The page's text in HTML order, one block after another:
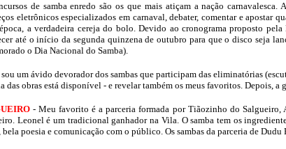
de samba enredo são os que mais atiçam a nação
eletrônicos especializados em carnaval, debater, comentar e apostar
a verdadeira cereja do bolo. Devido ao cronograma proposto
até o início da segunda quinzena de outubro para que o disco seja
o Dia Nacional do Samba).
um ávido devorador dos sambas que participam das eliminatórias
das obras está disponível - e revelar também os meus favoritos. Depois, a
- Meu favorito é a parceria formada por Tiãozinho do Salgueiro,
Leonel é um tradicional ganhador na Vila. O samba tem os
bela poesia e comunicação com o público. Os sambas da parceria de